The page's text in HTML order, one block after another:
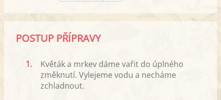
POSTUP PŘÍPRAVY
1.
Květák a mrkev dáme vařit do úplného
změknutí. Vylejeme vodu a necháme
zchladnout.